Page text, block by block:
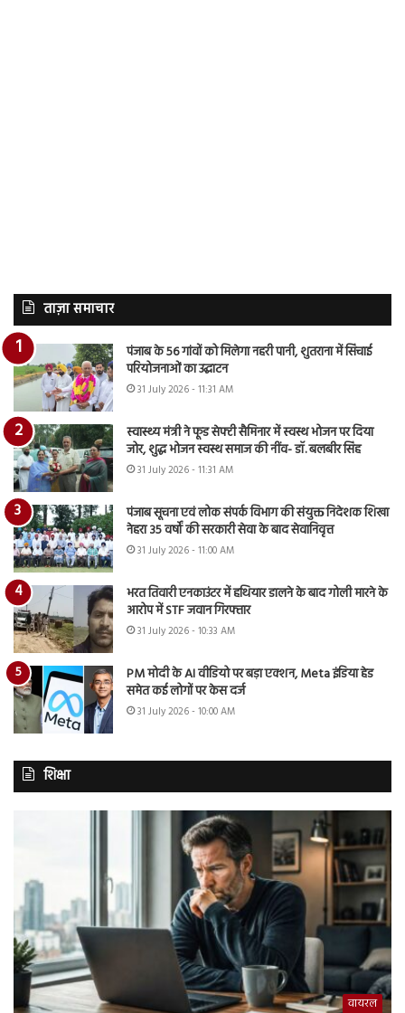
ताज़ा समाचार
पंजाब के 56 गांवों को मिलेगा नहरी पानी, शुतराना में सिंचाई
परियोजनाओं का उद्घाटन
31 July 2026 - 11:31 AM
स्वास्थ्य मंत्री ने फूड सेफ्टी सैमिनार में स्वस्थ भोजन पर दिया
जोर, शुद्ध भोजन स्वस्थ समाज की नींव- डॉ. बलबीर सिंह
31 July 2026 - 11:31 AM
पंजाब सूचना एवं लोक संपर्क विभाग की संयुक्त निदेशक शिखा
नेहरा 35 वर्षों की सरकारी सेवा के बाद सेवानिवृत्त
31 July 2026 - 11:00 AM
भरत तिवारी एनकाउंटर में हथियार डालने के बाद गोली मारने के
आरोप में STF जवान गिरफ्तार
31 July 2026 - 10:33 AM
PM मोदी के AI वीडियो पर बड़ा एक्शन, Meta इंडिया हेड
समेत कई लोगों पर केस दर्ज
31 July 2026 - 10:00 AM
शिक्षा
वायरल